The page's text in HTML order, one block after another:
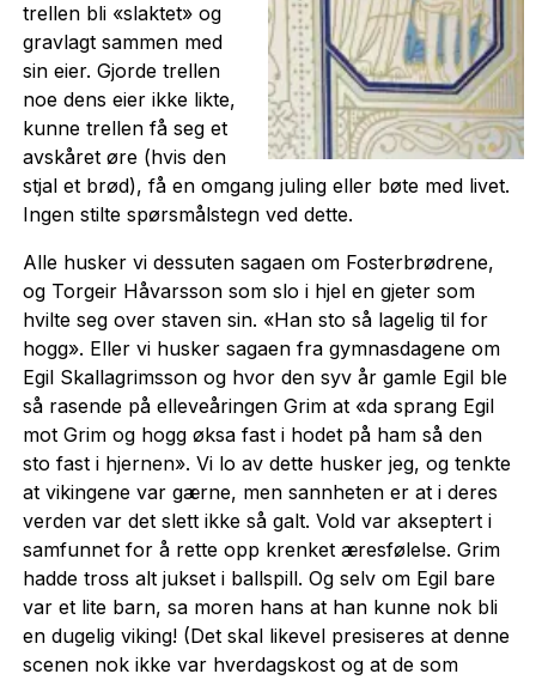
trellen bli «slaktet» og
gravlagt sammen med
sin eier. Gjorde trellen
noe dens eier ikke likte,
kunne trellen få seg et
avskåret øre (hvis den
stjal et brød), få en omgang juling eller bøte med livet.
Ingen stilte spørsmålstegn ved dette.
Alle husker vi dessuten sagaen om Fosterbrødrene,
og Torgeir Håvarsson som slo i hjel en gjeter som
hvilte seg over staven sin. «Han sto så lagelig til for
hogg». Eller vi husker sagaen fra gymnasdagene om
Egil Skallagrimsson og hvor den syv år gamle Egil ble
så rasende på elleveåringen Grim at «da sprang Egil
mot Grim og hogg øksa fast i hodet på ham så den
sto fast i hjernen». Vi lo av dette husker jeg, og tenkte
at vikingene var gærne, men sannheten er at i deres
verden var det slett ikke så galt. Vold var akseptert i
samfunnet for å rette opp krenket æresfølelse. Grim
hadde tross alt jukset i ballspill. Og selv om Egil bare
var et lite barn, sa moren hans at han kunne nok bli
en dugelig viking! (Det skal likevel presiseres at denne
scenen nok ikke var hverdagskost og at de som